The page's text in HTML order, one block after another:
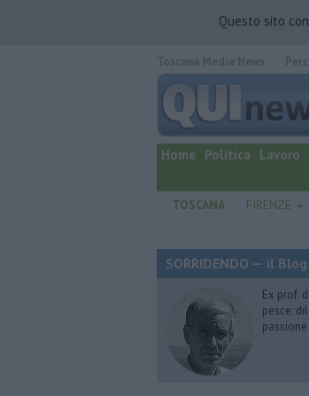
Questo sito
quotidiano online.
Home Politica Lavoro
TOSCANA FIRENZE
SORRIDENDO — il
Ex prof.
pesce;